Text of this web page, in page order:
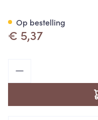
€ 5,37
Op bestelling